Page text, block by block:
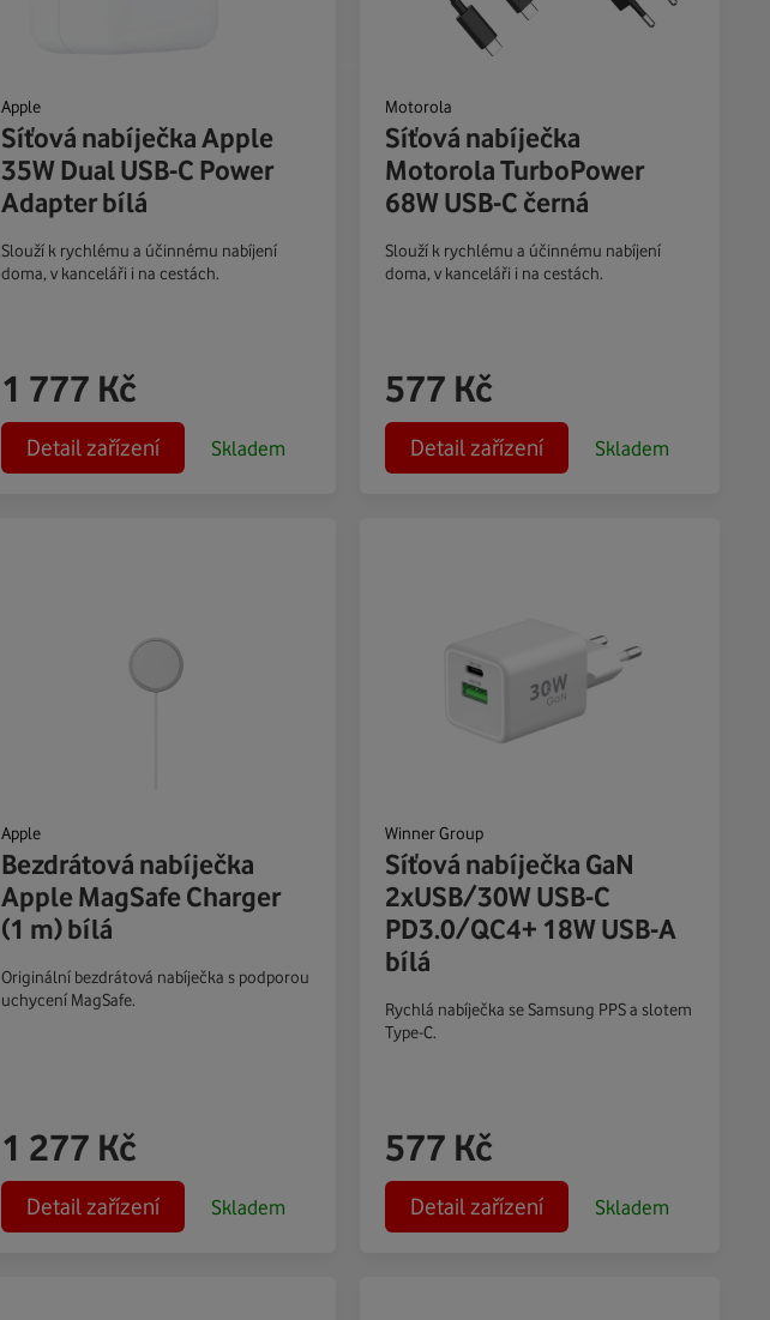
Apple
Síťová nabíječka Apple
35W Dual USB-C Power
Adapter bílá
Slouží k rychlému a účinnému nabíjení
doma, v kanceláři i na cestách.
1 777 Kč
Detail zařízení Skladem
Motorola
Síťová nabíječka
Motorola TurboPower
68W USB-C černá
Slouží k rychlému a účinnému nabíjení
doma, v kanceláři i na cestách.
577 Kč
Detail zařízení Skladem
Apple
Bezdrátová nabíječka
Apple MagSafe Charger
(1 m) bílá
Originální bezdrátová nabíječka s podporou
uchycení MagSafe.
1 277 Kč
Detail zařízení Skladem
Winner Group
Síťová nabíječka GaN
2xUSB/30W USB-C
PD3.0/QC4+ 18W USB-A
bílá
Rychlá nabíječka se Samsung PPS a slotem
Type-C.
577 Kč
Detail zařízení Skladem